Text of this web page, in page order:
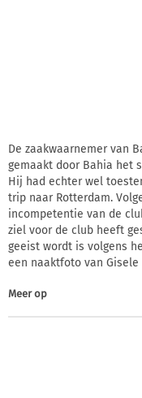
De zaakwaarnemer van
gemaakt door Bahia het
Hij had echter wel
trip naar Rotterdam.
incompetentie van de
ziel voor de club heeft
geeist wordt is volgens
een naaktfoto van Gisele
Meer op